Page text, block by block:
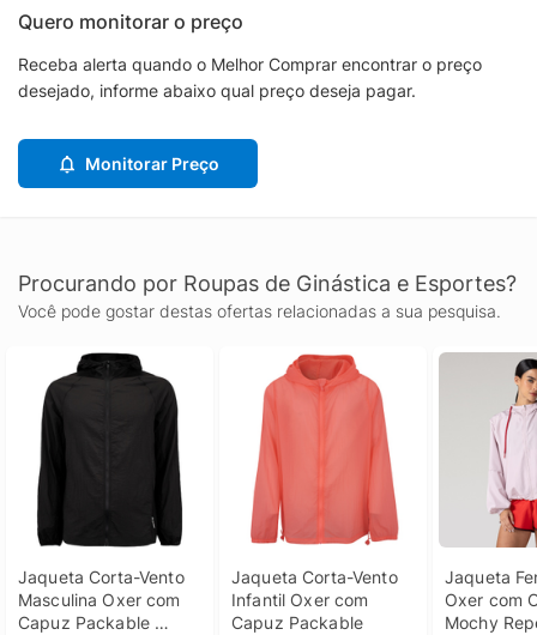
Quero monitorar o preço
Receba alerta quando o Melhor Comprar encontrar o preço
desejado, informe abaixo qual preço deseja pagar.
Monitorar Preço
Procurando por Roupas de Ginástica e Esportes?
Você pode gostar destas ofertas relacionadas a sua pesquisa.
Jaqueta Corta-Vento
Masculina Oxer com
Capuz Packable
Jaqueta Corta-Vento
Infantil Oxer com
Capuz Packable
Jaqueta
Oxer com
Mochy